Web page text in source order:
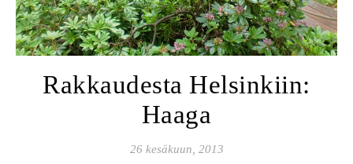
Rakkaudesta Helsinkiin:
Haaga
26 kesäkuun, 2013